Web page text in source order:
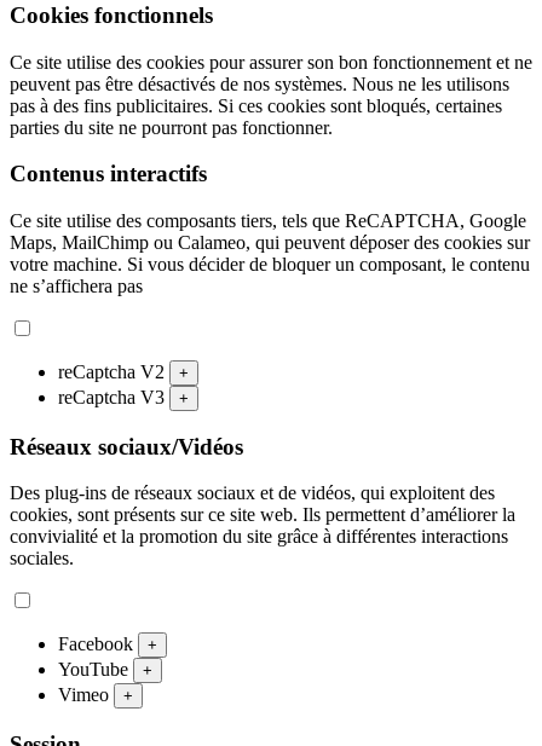
Cookies fonctionnels
Ce site utilise des cookies pour assurer son bon fonctionnement et ne
peuvent pas être désactivés de nos systèmes. Nous ne les utilisons
pas à des fins publicitaires. Si ces cookies sont bloqués, certaines
parties du site ne pourront pas fonctionner.
Contenus interactifs
Ce site utilise des composants tiers, tels que ReCAPTCHA, Google
Maps, MailChimp ou Calameo, qui peuvent déposer des cookies sur
votre machine. Si vous décider de bloquer un composant, le contenu
ne s’affichera pas
reCaptcha V2 +
reCaptcha V3 +
Réseaux sociaux/Vidéos
Des plug-ins de réseaux sociaux et de vidéos, qui exploitent des
cookies, sont présents sur ce site web. Ils permettent d’améliorer la
convivialité et la promotion du site grâce à différentes interactions
sociales.
Facebook +
YouTube +
Vimeo +